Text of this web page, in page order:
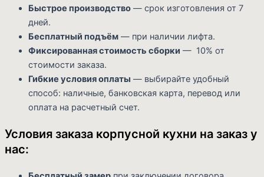
Быстрое производство — срок изготовления от 7
дней.
Бесплатный подъём — при наличии лифта.
Фиксированная стоимость сборки — 10% от
стоимости заказа.
Гибкие условия оплаты — выбирайте удобный
способ: наличные, банковская карта, перевод или
оплата на расчетный счет.
Условия заказа корпусной кухни на заказ у
нас: